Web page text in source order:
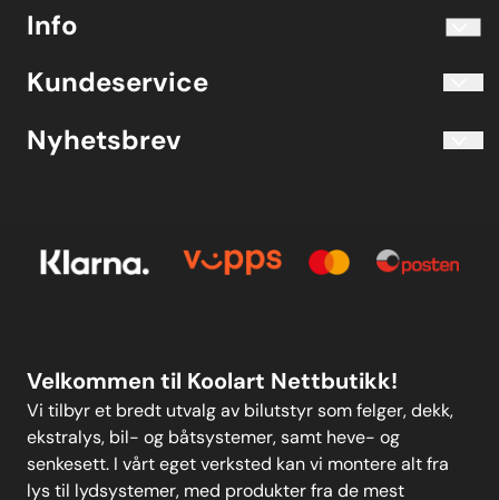
Telefon 40204030 M-F 10.00-16.00
Koolart John Martin Sandvik
Evjetun 6
Info
Om oss
Kundeservice
Kjøpsbetingelser
Personvern
Nyhetsbrev
Velkommen til Koolart Nettbutikk!
Vi tilbyr et bredt utvalg av bilutstyr som felger, dekk,
ekstralys, bil- og båtsystemer, samt heve- og
senkesett. I vårt eget verksted kan vi montere alt fra
lys til lydsystemer, med produkter fra de mest